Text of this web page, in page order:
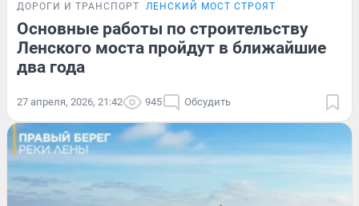
ДОРОГИ И ТРАНСПОРТ ЛЕНСКИЙ МОСТ СТРОЯТ
Основные работы по строительству
Ленского моста пройдут в ближайшие
два года
27 апреля, 2026, 21:42 945 Обсудить